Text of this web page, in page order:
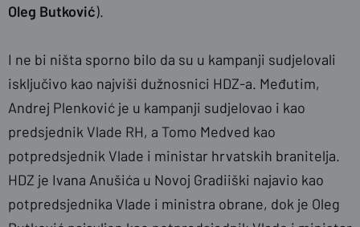
Oleg Butković).
I ne bi ništa sporno bilo da su u kampanji sudjelovali
isključivo kao najviši dužnosnici HDZ-a. Međutim,
Andrej Plenković je u kampanji sudjelovao i kao
predsjednik Vlade RH, a Tomo Medved kao
potpredsjednik Vlade i ministar hrvatskih branitelja.
HDZ je Ivana Anušića u Novoj Gradiiški najavio kao
potpredsjednika Vlade i ministra obrane, dok je Oleg